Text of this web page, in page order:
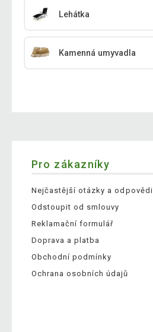
Lehátka
Kamenná umyvadla
Pro zákazníky
Nejčastější otázky a odpovědi
Odstoupit od smlouvy
Reklamační formulář
Doprava a platba
Obchodní podmínky
Ochrana osobních údajů